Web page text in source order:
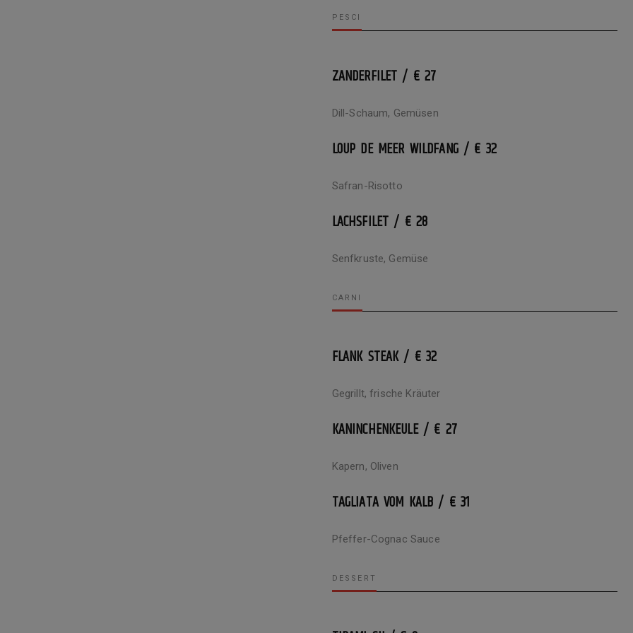
PESCI
ZANDERFILET / € 27
Dill-Schaum, Gemüsen
LOUP DE MEER WILDFANG / € 32
Safran-Risotto
LACHSFILET / € 28
Senfkruste, Gemüse
CARNI
FLANK STEAK / € 32
Gegrillt, frische Kräuter
KANINCHENKEULE / € 27
Kapern, Oliven
TAGLIATA VOM KALB / € 31
Pfeffer-Cognac Sauce
DESSERT